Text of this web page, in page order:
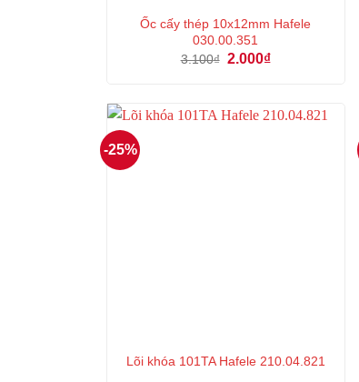
Ốc cấy thép 10x12mm Hafele
030.00.351
3.100₫ Giá
2.000₫Giá
2.000₫.
-25%
Lõi khóa 101TA Hafele 210.04.821